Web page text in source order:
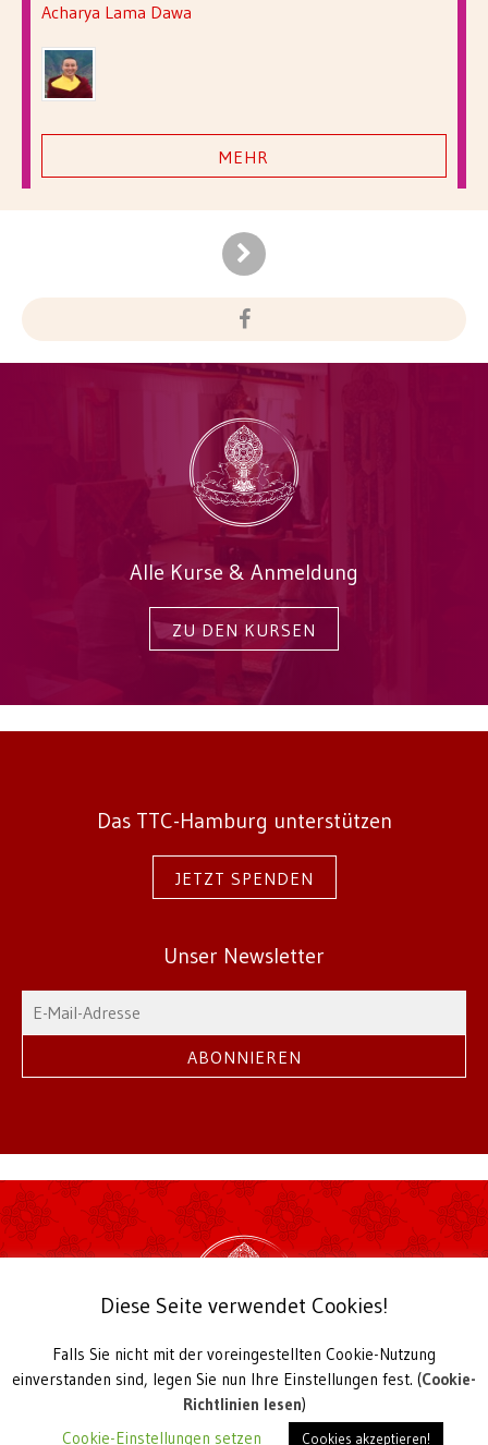
Acharya Lama Dawa
MEHR
Alle Kurse & Anmeldung
ZU DEN KURSEN
Das TTC-Hamburg unterstützen
JETZT SPENDEN
Unser Newsletter
2026 Theksum Tashi Chöling | © TTC Hamburg
Buddhistisches Meditations- und Studienzentrum
Harkortstieg 4, D-22765 Hamburg
Diese Seite verwendet Cookies!
Falls Sie nicht mit der voreingestellten Cookie-Nutzung
einverstanden sind, legen Sie nun Ihre Einstellungen fest. (Cookie-
Richtlinien lesen)
Cookie-Einstellungen setzen
Cookies akzeptieren!